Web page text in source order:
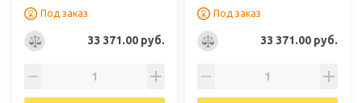
Под заказ
33 371.00 руб.
Под заказ
33 371.00 руб.